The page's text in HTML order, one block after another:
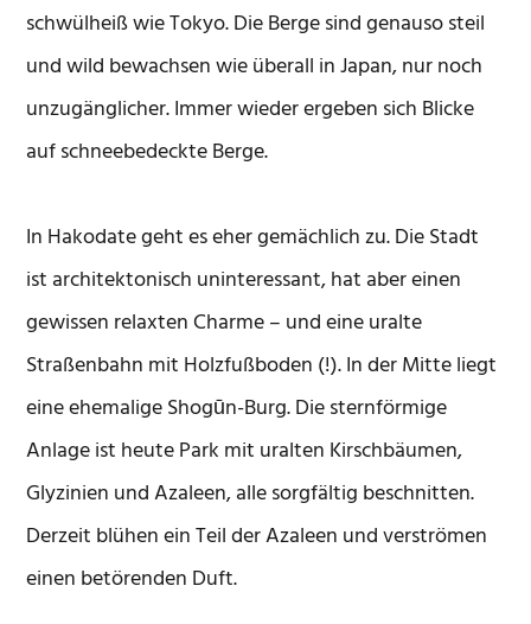
schwülheiß wie Tokyo. Die Berge sind genauso steil
und wild bewachsen wie überall in Japan, nur noch
unzugänglicher. Immer wieder ergeben sich Blicke
auf schneebedeckte Berge.
In Hakodate geht es eher gemächlich zu. Die Stadt
ist architektonisch uninteressant, hat aber einen
gewissen relaxten Charme – und eine uralte
Straßenbahn mit Holzfußboden (!). In der Mitte liegt
eine ehemalige Shogūn-Burg. Die sternförmige
Anlage ist heute Park mit uralten Kirschbäumen,
Glyzinien und Azaleen, alle sorgfältig beschnitten.
Derzeit blühen ein Teil der Azaleen und verströmen
einen betörenden Duft.